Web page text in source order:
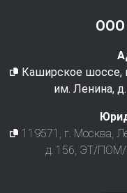
ООО
Каширское шоссе,
им. Ленина,
119571 , г. Москва,
д. 156, ЭТ/